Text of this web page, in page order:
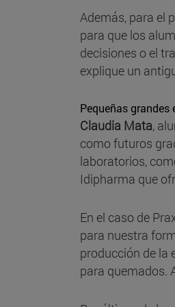
Además, para el
para que los
decisiones o el
explique un
Pequeñas grandes
Claudia Mata,
como futuros
laboratorios,
Idipharma que
En el caso de
para nuestra
producción de la
para quemados.